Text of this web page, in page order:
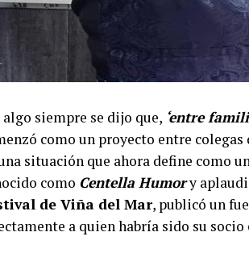
algo siempre se dijo que, ‘entre
como un proyecto entre
situación que ahora define como
como Centella Humory
de Viña del Mar, publicó un
a quien habría sido su